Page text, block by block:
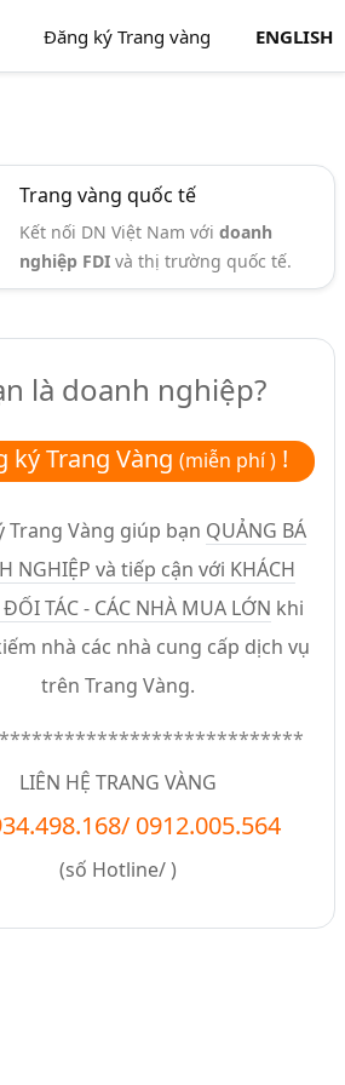
Đăng ký Trang vàng ENGLISH
Trang vàng quốc tế
Kết nối DN Việt Nam vớidoanh
nghiệp FDI và thị trường quốc tế.
là doanh nghiệp?
ký Trang Vàng(miễn phí ) !
Trang Vàng giúp bạn QUẢNG BÁ
NGHIỆP và tiếp cận với KHÁCH
TÁC - CÁC NHÀ MUA LỚN khi
nhà các nhà cung cấp dịch vụ
trên Trang Vàng.
LIÊN HỆ TRANG VÀNG
/ 0912.005.564
(số Hotline/)